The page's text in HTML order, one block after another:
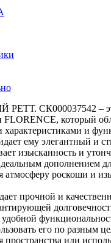
РЕТТ. СК000037542 –
FLORENCE, который
и
ему элегантный и
изысканность и
дополнением
атмосферу роскоши и
прочной и
его по разным
или